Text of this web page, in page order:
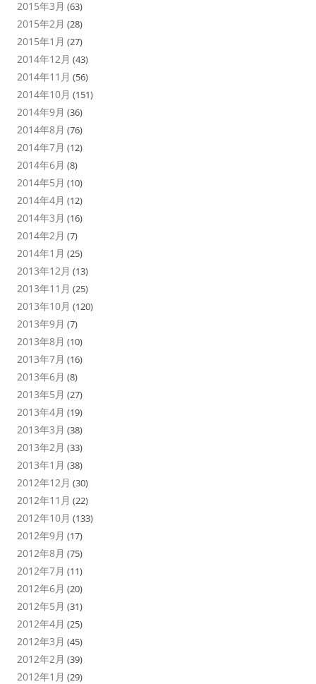
2015年3月 (63)
2015年2月 (28)
2015年1月 (27)
2014年12月 (43)
2014年11月 (56)
2014年10月 (151)
2014年9月 (36)
2014年8月 (76)
2014年7月 (12)
2014年6月 (8)
2014年5月 (10)
2014年4月 (12)
2014年3月 (16)
2014年2月 (7)
2014年1月 (25)
2013年12月 (13)
2013年11月 (25)
2013年10月 (120)
2013年9月 (7)
2013年8月 (10)
2013年7月 (16)
2013年6月 (8)
2013年5月 (27)
2013年4月 (19)
2013年3月 (38)
2013年2月 (33)
2013年1月 (38)
2012年12月 (30)
2012年11月 (22)
2012年10月 (133)
2012年9月 (17)
2012年8月 (75)
2012年7月 (11)
2012年6月 (20)
2012年5月 (31)
2012年4月 (25)
2012年3月 (45)
2012年2月 (39)
2012年1月 (29)